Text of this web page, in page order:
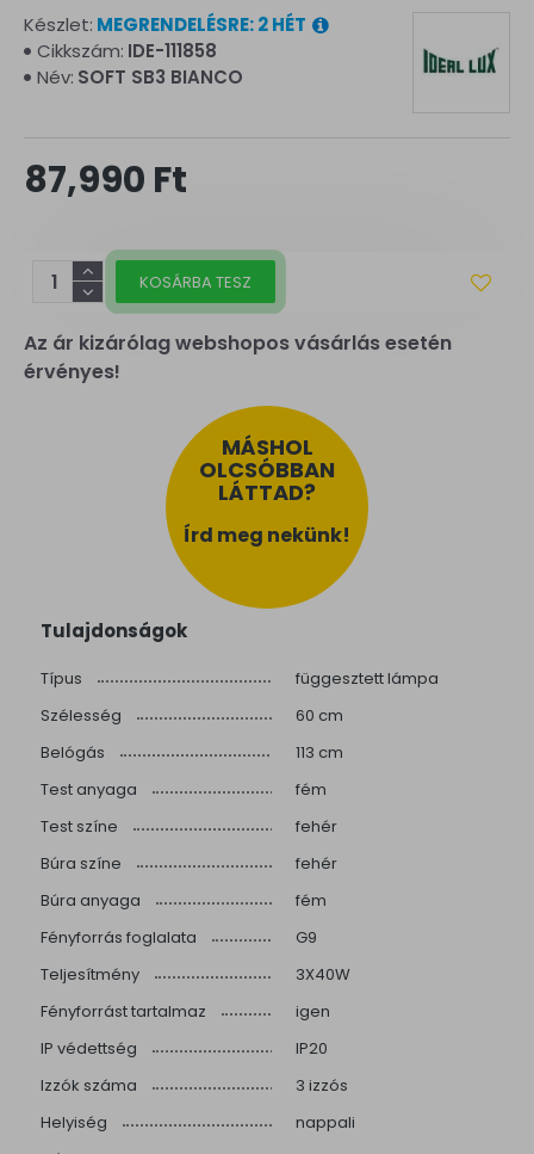
Az ár kizárólag webshopos vásárlás esetén
érvényes!
87,990 Ft
Készlet: MEGRENDELÉSRE: 2 HÉT
Cikkszám: IDE-111858
Név: SOFT SB3 BIANCO
KOSÁRBA TESZ
MÁSHOL
OLCSÓBBAN
LÁTTAD?
Írd meg nekünk!
Tulajdonságok
Típus
függesztett lámpa
Szélesség
60 cm
Belógás
113 cm
Test anyaga
fém
Test színe
fehér
Búra színe
fehér
Búra anyaga
fém
Fényforrás foglalata
G9
Teljesítmény
3X40W
Fényforrást tartalmaz
igen
IP védettség
IP20
Izzók száma
3 izzós
Helyiség
nappali